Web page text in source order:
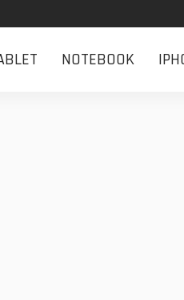
NOTEBOOK